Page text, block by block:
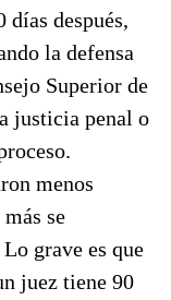
después,
la defensa
Superior de
justicia penal o
menos
se
grave es que
juez tiene 90